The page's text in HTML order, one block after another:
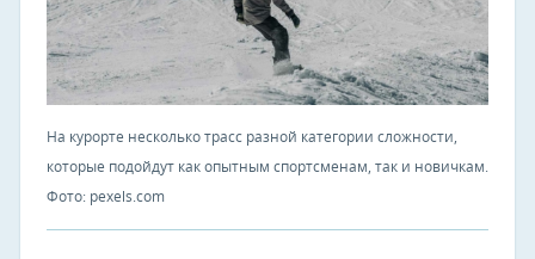
На курорте несколько трасс разной категории сложности,
которые подойдут как опытным спортсменам, так и новичкам.
Фото: pexels.com